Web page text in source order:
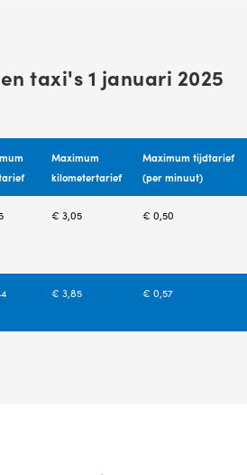
taxi's 1 januari 2025
Maximum
kilometertarief
Maximum tijdtarief
(per minuut)
€ 3,05 € 0,50
€ 3,85 € 0,57